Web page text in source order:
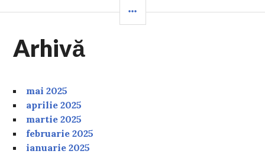
Arhivă
mai 2025
aprilie 2025
martie 2025
februarie 2025
ianuarie 2025